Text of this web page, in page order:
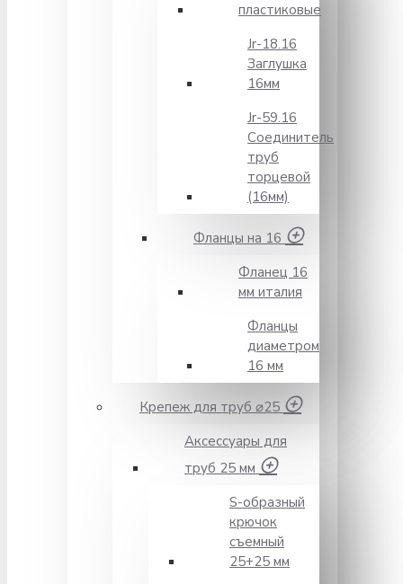
пластиковые
Jr-18.16
Заглушка
16мм
Jr-59.16
Соединитель
труб
торцевой
(16мм)
Фланцы на 16
Фланец 16
мм италия
Фланцы
диаметром
16 мм
Крепеж для труб ⌀25
Аксессуары для
труб 25 мм
S-образный
крючок
съемный
25+25 мм